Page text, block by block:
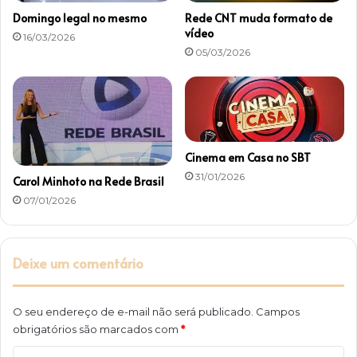
6
l
o
Domingo legal no mesmo
16/03/2026
Rede CNT muda formato de
vídeo
05/03/2026
Carol Minhoto na Rede Brasil
07/01/2026
Cinema em Casa no SBT
31/01/2026
Deixe um comentário
O seu endereço de e-mail não será publicado. Campos
obrigatórios são marcados com *